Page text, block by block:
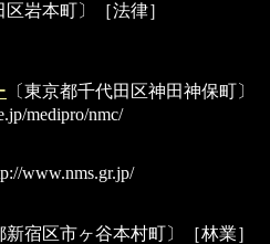
区岩本町〕［法律］
〔東京都千代田区神田神保町〕
medipro/nmc/
www.nms.gr.jp/
新宿区市ヶ谷本村町〕［林業］